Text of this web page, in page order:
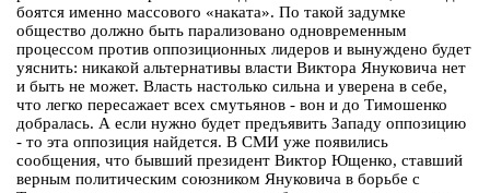
боятся именно массового «наката». По такой задумке
общество должно быть парализовано одновременным
процессом против оппозиционных лидеров и вынуждено будет
уяснить: никакой альтернативы власти Виктора Януковича нет
и быть не может. Власть настолько сильна и уверена в себе,
что легко пересажает всех смутьянов - вон и до Тимошенко
добралась. А если нужно будет предъявить Западу оппозицию
- то эта оппозиция найдется. В СМИ уже появились
сообщения, что бывший президент Виктор Ющенко, ставший
верным политическим союзником Януковича в борьбе с